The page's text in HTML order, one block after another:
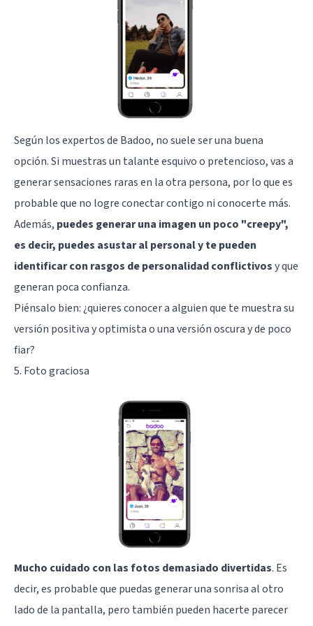
Según los expertos de Badoo, no suele ser una buena
opción. Si muestras un talante esquivo o pretencioso, vas a
generar sensaciones raras en la otra persona, por lo que es
probable que no logre conectar contigo ni conocerte más.
Además, puedes generar una imagen un poco "creepy",
es decir, puedes asustar al personal y te pueden
identificar con rasgos de personalidad conflictivosy que
generan poca confianza.
Piénsalo bien: ¿quieres conocer a alguien que te muestra su
versión positiva y optimista o una versión oscura y de poco
fiar?
5. Foto graciosa
Mucho cuidado con las fotos demasiado divertidas. Es
decir, es probable que puedas generar una sonrisa al otro
lado de la pantalla, pero también pueden hacerte parecer